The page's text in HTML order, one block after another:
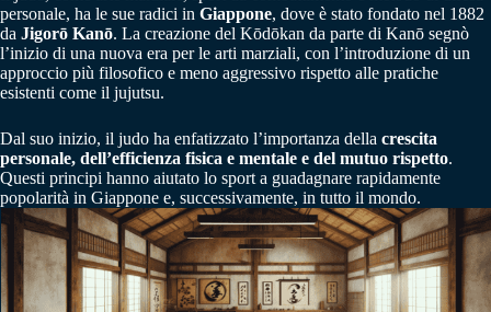
personale, ha le sue radici in Giappone, dove è stato fondato nel 1882
da Jigorō Kanō. La creazione del Kōdōkan da parte di Kanō segnò
l’inizio di una nuova era per le arti marziali, con l’introduzione di un
approccio più filosofico e meno aggressivo rispetto alle pratiche
esistenti come il jujutsu.
Dal suo inizio, il judo ha enfatizzato l’importanza della crescita
personale, dell’efficienza fisica e mentale e del mutuo rispetto.
Questi principi hanno aiutato lo sport a guadagnare rapidamente
popolarità in Giappone e, successivamente, in tutto il mondo.